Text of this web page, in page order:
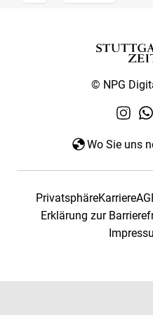
© NPG
Wo Sie uns
PrivatsphäreKarriere
Erklärung zur